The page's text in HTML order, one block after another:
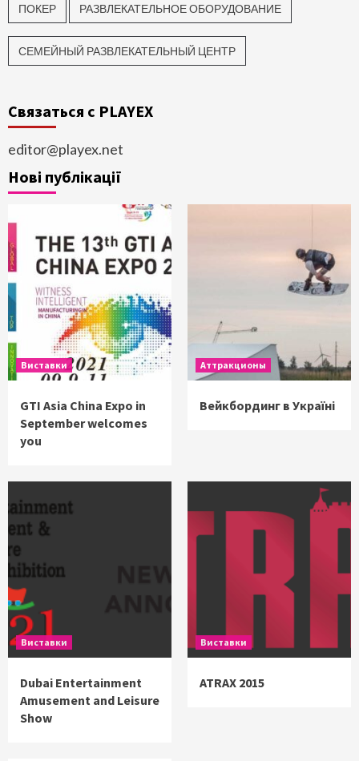
ПОКЕР РАЗВЛЕКАТЕЛЬНОЕ ОБОРУДОВАНИЕ
СЕМЕЙНЫЙ РАЗВЛЕКАТЕЛЬНЫЙ ЦЕНТР
Связаться с PLAYEX
editor@playex.net
Нові публікації
Виставки
GTI Asia China Expo in
September welcomes
you
Аттракционы
Вейкбординг в Україні
Виставки
Dubai Entertainment
Amusement and Leisure
Show
Виставки
ATRAX 2015